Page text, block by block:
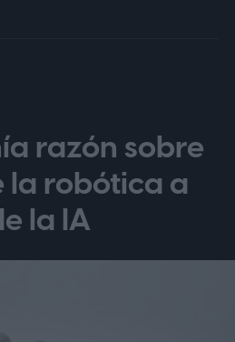
razón sobre
la robótica a
la IA